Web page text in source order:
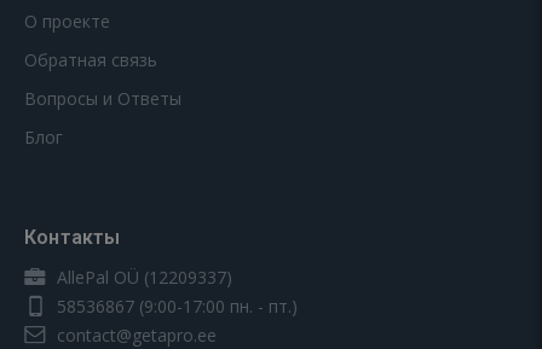
О проекте
Обратная связь
Вопросы и Ответы
Блог
Контакты
AllePal OÜ (12209337)
58536867 (9:00-17:00 пн. - пт.)
contact@getapro.ee